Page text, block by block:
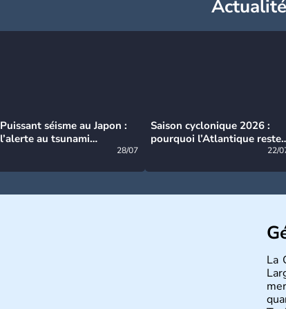
Puissant séisme au Japon :
l’alerte au tsunami
28/07
Saison cyclonique 2026 :
pourquoi l’Atlantique reste
22/
La